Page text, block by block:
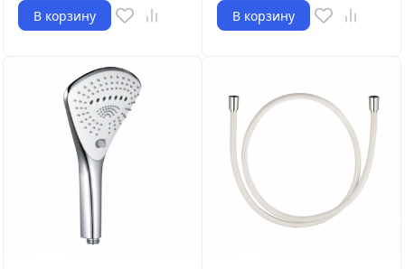
В корзину В корзину